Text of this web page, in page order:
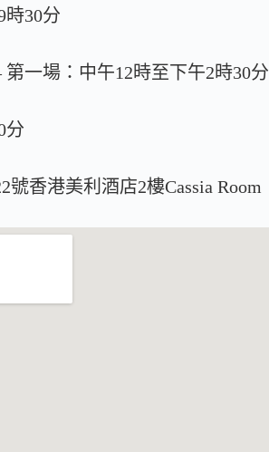
時30分
一場：中午12時至下午2時30分
分
香港美利酒店2樓Cassia Room